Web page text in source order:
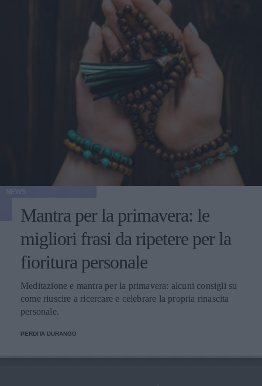
Mantra per la primavera: le
migliori frasi da ripetere per la
fioritura personale
Meditazione e mantra per la primavera: alcuni consigli su
come riuscire a ricercare e celebrare la propria rinascita
personale.
PERDITA DURANGO